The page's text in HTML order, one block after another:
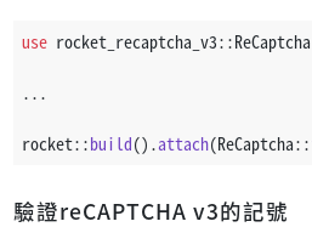
use
...
rocket::build().attach(ReCaptcha::
驗證reCAPTCHA v3的記號